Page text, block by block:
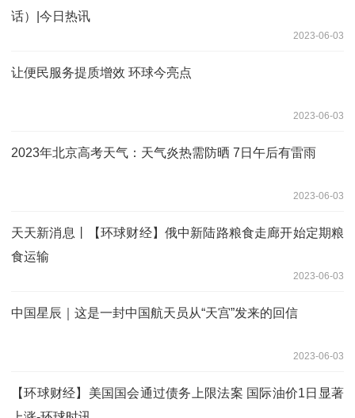
话）|今日热讯
2023-06-03
让便民服务提质增效 环球今亮点
2023-06-03
2023年北京高考天气：天气炎热需防晒 7日午后有雷雨
2023-06-03
天天新消息丨【环球财经】俄中新陆路粮食走廊开始定期粮
食运输
2023-06-03
中国星辰｜这是一封中国航天员从“天宫”发来的回信
2023-06-03
【环球财经】美国国会通过债务上限法案 国际油价1日显著